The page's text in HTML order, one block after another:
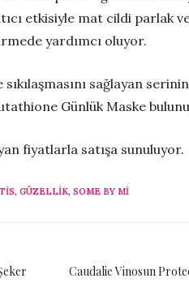
etkisiyle mat cildi parlak
yardımcı oluyor.
sağlayan
Günlük Maske
fiyatlarla satışa sunuluyor.
, GÜZELLIK, SOME BY MI
Caudalie Vinosun